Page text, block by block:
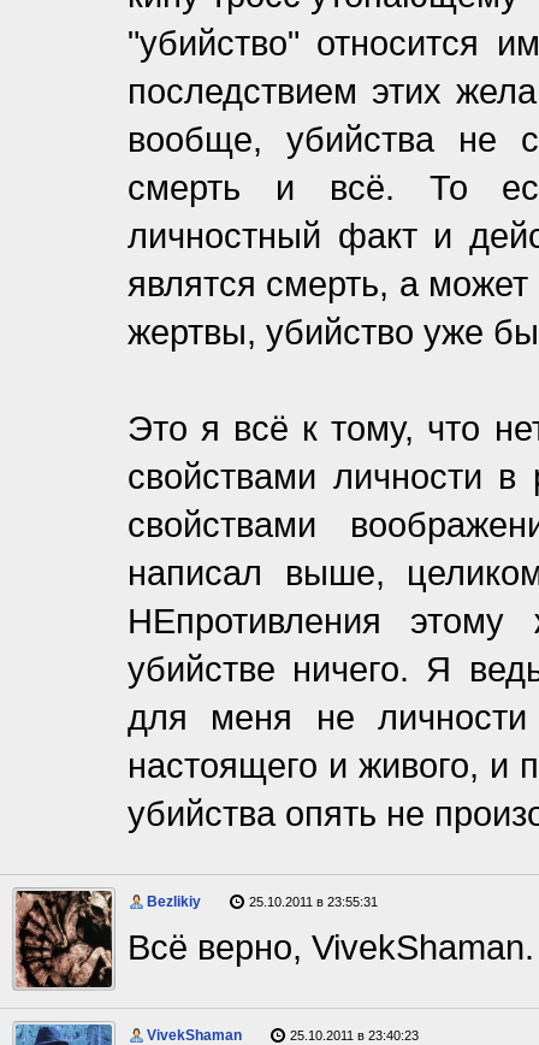
"убийство" относится
последствием этих
вообще, убийства не
смерть и всё. То
личностный факт и
являтся смерть, а
жертвы, убийство уже
Это я всё к тому, что
свойствами личности
свойствами
написал выше,
НЕпротивления
убийстве ничего. Я
для меня не
настоящего и живого, и
убийства опять не
Bezlikiy 25.10.2011 в 23:55:31
Всё верно,
VivekShaman 25.10.2011 в 23:40:23